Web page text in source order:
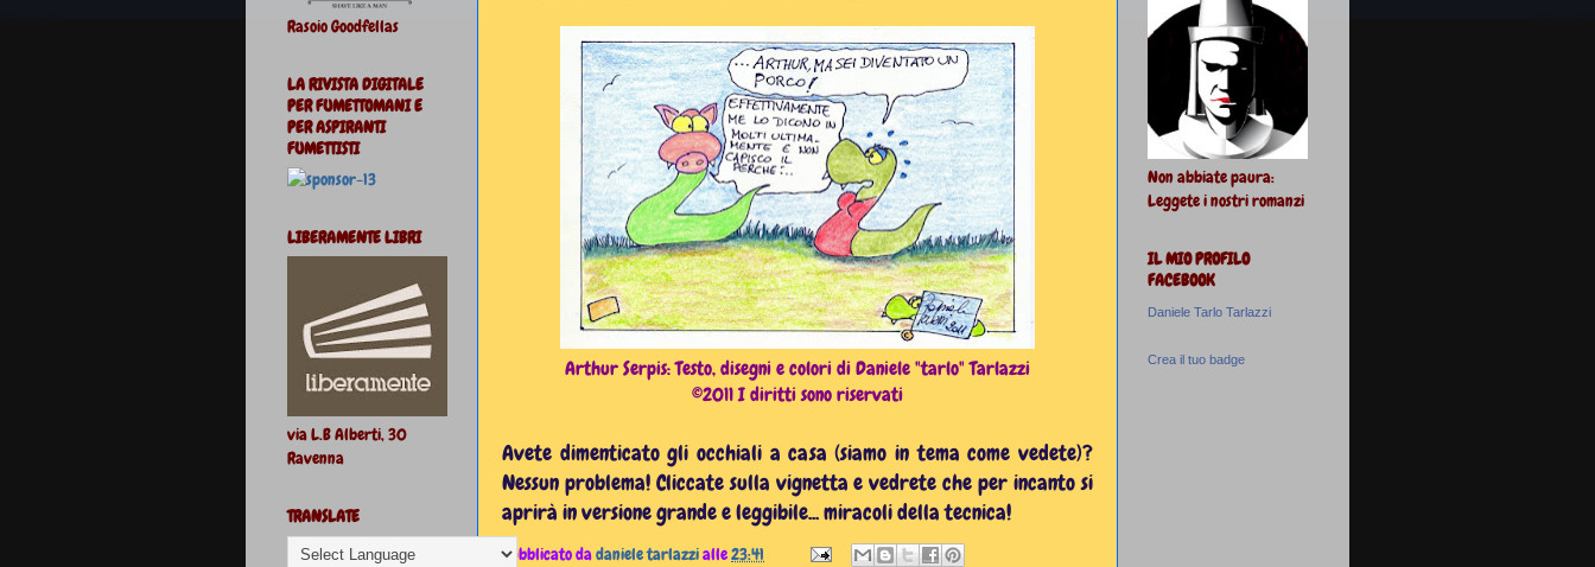
Arthur Serpis: Testo, disegni e colori di Daniele "tarlo" Tarlazzi
©2011 I diritti sono riservati
Avete dimenticato gli occhiali a casa (siamo in tema come vedete)?
Nessun problema! Cliccate sulla vignetta e vedrete che per incanto si
aprirà in versione grande e leggibile... miracoli della tecnica!
Pubblicato dadaniele tarlazzialle23:41
Rasoio Goodfellas
LA RIVISTA DIGITALE
PER FUMETTOMANI E
PER ASPIRANTI
FUMETTISTI
LIBERAMENTE LIBRI
via L.B Alberti, 30
Ravenna
TRANSLATE
Non abbiate paura:
Leggete i nostri romanzi
IL MIO PROFILO
FACEBOOK
Daniele Tarlo Tarlazzi
Crea il tuo badge